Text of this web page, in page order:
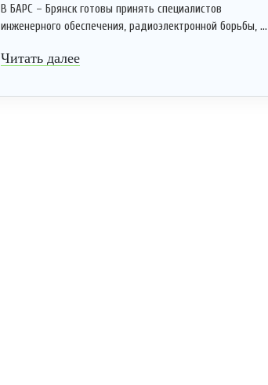
В БАРС – Брянск готовы принять специалистов
инженерного обеспечения, радиоэлектронной борьбы, ...
Читать далее